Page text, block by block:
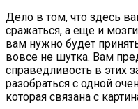
Дело в том, что здесь
сражаться, а еще и
вам нужно будет
вовсе не шутка. Вам
справедливость в этих
разобраться с одной
которая связана с